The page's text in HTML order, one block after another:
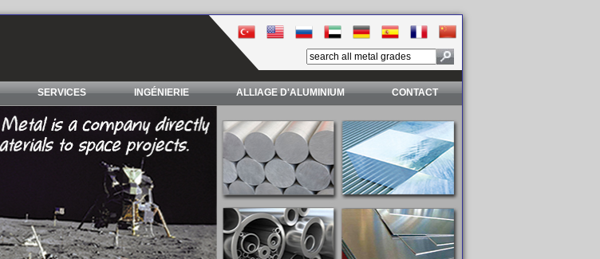
SERVICES INGÉNIERIE ALLIAGE D'ALUMINIUM CONTACT